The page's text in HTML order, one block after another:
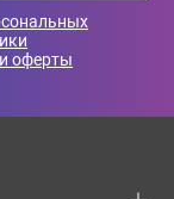
оферты